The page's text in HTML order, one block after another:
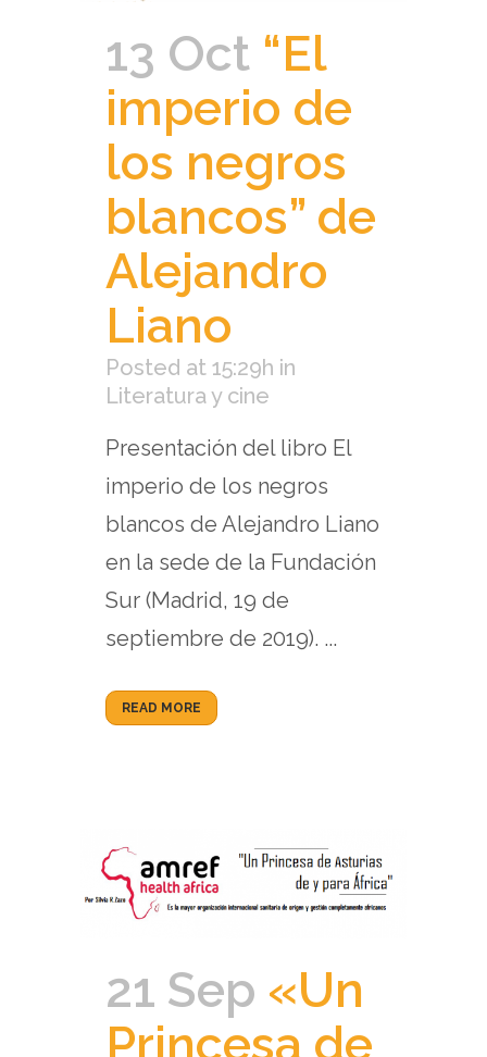
13 Oct “El
imperio de
los negros
blancos” de
Alejandro
Liano
Posted at 15:29h in
Literatura y cine
Presentación del libro El
imperio de los negros
blancos de Alejandro Liano
en la sede de la Fundación
Sur (Madrid, 19 de
septiembre de 2019). ...
READ MORE
21 Sep «Un
Princesa de